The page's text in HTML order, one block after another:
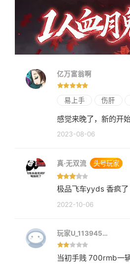
亿万富翁啊
易上手 伤肝
感觉来晚了，新的开
2023-08-06
真·无双流 头号玩家
极品飞车yyds 香疯
2022-10-06
玩家U_113945…
当初手贱 700rmb一